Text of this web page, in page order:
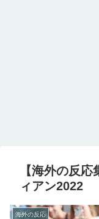
【海外の反
ィアン2022
海外の反応